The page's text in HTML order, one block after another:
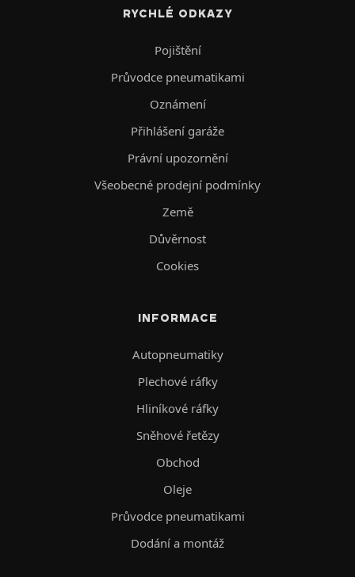
RYCHLÉ ODKAZY
Pojištění
Průvodce pneumatikami
Oznámení
Přihlášení garáže
Právní upozornění
Všeobecné prodejní podmínky
Země
Důvěrnost
Cookies
INFORMACE
Autopneumatiky
Plechové ráfky
Hliníkové ráfky
Sněhové řetězy
Obchod
Oleje
Průvodce pneumatikami
Dodání a montáž